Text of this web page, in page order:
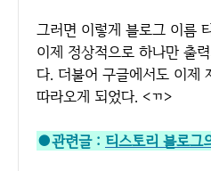
그러면 이렇게 블로그 이름
이제 정상적으로 하나만 출
다. 더불어 구글에서도 이제
따라오게 되었다. <ㄲ>
●관련글 : 티스토리 블로그